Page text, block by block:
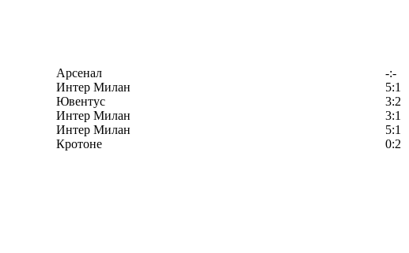
Арсенал -:-
Интер Милан 5:1
Ювентус 3:2
Интер Милан 3:1
Интер Милан 5:1
Кротоне 0:2